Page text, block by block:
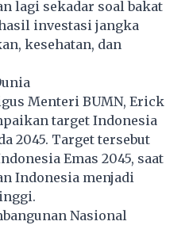
lagi sekadar soal bakat
investasi jangka
kesehatan, dan
Menteri BUMN, Erick
target Indonesia
2045. Target tersebut
Emas 2045, saat
Indonesia menjadi
Nasional